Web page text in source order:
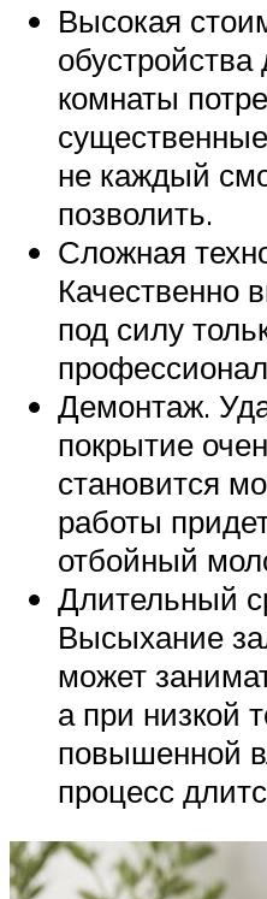
Высокая
комнаты
не каждый
позволить.
Сложная
Качественно
под силу
Демонтаж.
покрытие
становится
работы
отбойный
Длительный
Высыхание
может
а при низкой
повышенной
процесс